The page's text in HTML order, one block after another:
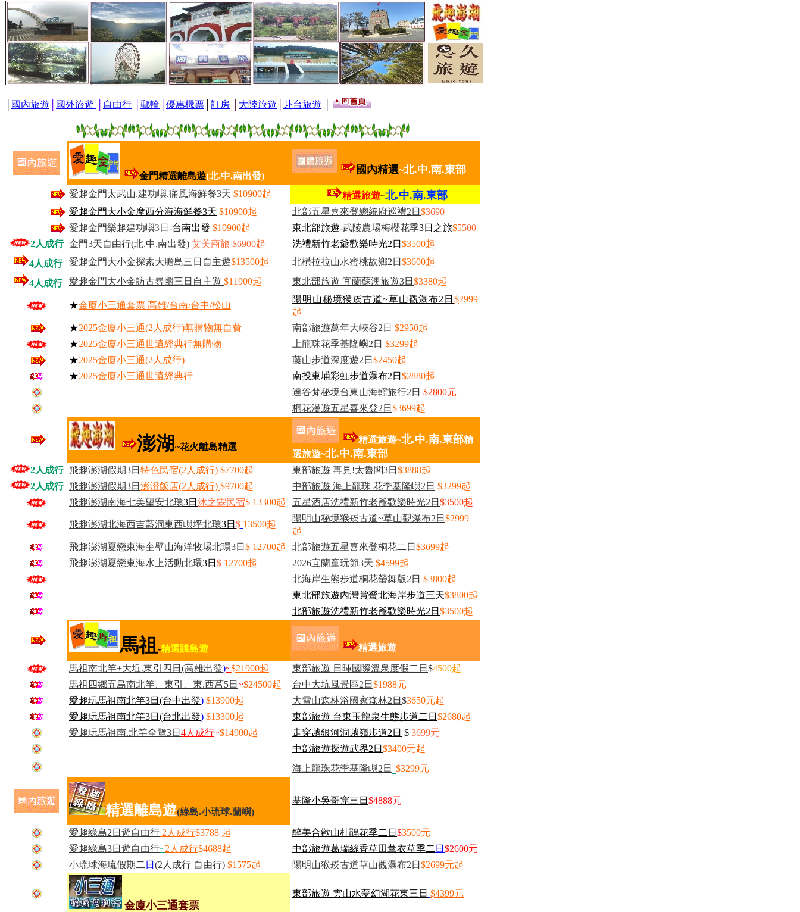
國內旅遊 國外旅遊 自由行 郵輪 優惠機票 訂房 大陸旅遊 赴台旅遊
金門精選離島遊(北.中.南出發)
國內精選~北.中.南.東部
愛趣金門太武山.建功嶼.痛風海鮮餐3天 $10900起 精選旅遊~北.中.南.東部
愛趣金門大小金摩西分海海鮮餐3天 $10900起 北部五星喜來登總統府巡禮2日 $3690
愛趣金門樂趣建功嶼3日 -台南出發 $10900起 東北部旅遊-武陵農場梅櫻花季3日之旅$5500
2人成行 金門3天自由行(北.中.南出發) 艾美商旅 $6900起 洗禮新竹老爺歡樂時光2日 $3500起
4人成行
愛趣金門大小金探索大膽島三日自主遊$13500起 北橫拉拉山水蜜桃故鄉2日 $3600起
4人成行 愛趣金門大小金訪古尋幽三日自主遊 $11900起 東北部旅遊 宜蘭蘇澳旅遊3日 $3380起
★金廈小三通套票 高雄/台南/台中/松山
陽明山秘境猴崁古道~草山觀瀑布2日 $2999
起
★2025金廈小三通(2人成行)無購物無自費 南部旅遊萬年大峽谷2日 $2950起
★2025金廈小三通世遺經典行無購物 上龍珠花季基隆嶼2日 $3299起
★2025金廈小三通(2人成行) 藤山步道深度遊2日 $2450起
★2025金廈小三通世遺經典行 南投東埔彩虹步道瀑布2日 $2880起
達谷梵秘境台東山海輕旅行2日 $2800元
桐花漫遊五星喜來登2日 $3699起
澎湖 ~花火離島精選
精選旅遊~北.中.南.東部精
選旅遊~北.中.南.東部
2人成行 飛趣澎湖假期3日 特色民宿(2人成行) $7700起 東部旅遊 再見!太魯閣3日 $3888起
2人成行 飛趣澎湖假期3日 澎澄飯店(2人成行) $9700起 中部旅遊 海上龍珠 花季基隆嶼2日 $3299起
飛趣澎湖南海七美望安北環3日 沐之霖民宿$ 13300起 五星酒店洗禮新竹老爺歡樂時光2日 $3500起
飛趣澎湖北海西吉藍洞東西嶼坪北環3日 $ 13500起
陽明山秘境猴崁古道~草山觀瀑布2日 $2999
起
飛趣澎湖夏戀東海奎壁山海洋牧場北環3日 $ 12700起 北部旅遊五星喜來登桐花二日 $3699起
飛趣澎湖夏戀東海水上活動北環3日 $ 12700起 2026宜蘭童玩節3天 $4599起
北海岸生熊步道桐花螢舞版2日 $3800起
東北部旅遊內灣賞螢北海岸步道三天$3800起
北部旅遊洗禮新竹老爺歡樂時光2日 $3500起
馬祖 -精選跳島遊 精選旅遊
馬祖南北竿+大坵.東引四日(高雄出發)~$21900起 東部旅遊 日暉國際溫泉度假二日 $4500起
馬祖四鄉五島南北竿、東引、東.西莒5日 ~$24500起 台中大坑風景區2日 $1988元
愛趣玩馬祖南北竿3日(台中出發) $13900起 大雪山森林浴國家森林2 日 $3650元起
愛趣玩馬祖南北竿3日(台北出發) $13300起 東部旅遊 台東玉龍泉生態步道二日 $2680起
愛趣玩馬祖南.北竿全覽3日 4人成行~$14900起 走穿越銀河洞越嶺步道2日 $ 3699元
中部旅遊探遊武界2日 $3400元起
海上龍珠花季基隆嶼2日 $3299元
精選離島遊(綠島.小琉球.蘭嶼)
基隆小吳哥窟三日 $4888元
愛趣綠島2日遊自由行 2人成行$3788 起 醉美合歡山杜鵑花季二日 $3500元
愛趣綠島3日遊自由行~2人成行$4688起 中部旅遊葛瑞絲香草田薰衣草季二 日 $2600元
小琉球海琉假期二 日 (2人成行 自由行) $1575起 陽明山猴崁古道草山觀瀑布2日 $2699元起
金廈小三通套票
東部旅遊 雲山水夢幻湖花東三日 $4399元